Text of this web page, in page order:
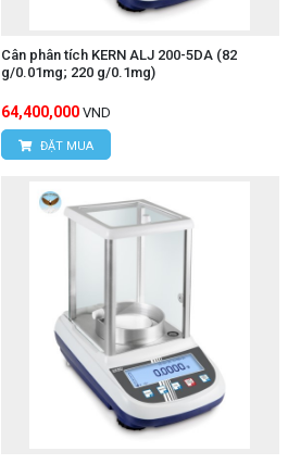
Cân phân tích KERN ALJ 200-5DA (82
g/0.01mg; 220 g/0.1mg)
64,400,000 VND
ĐẶT MUA